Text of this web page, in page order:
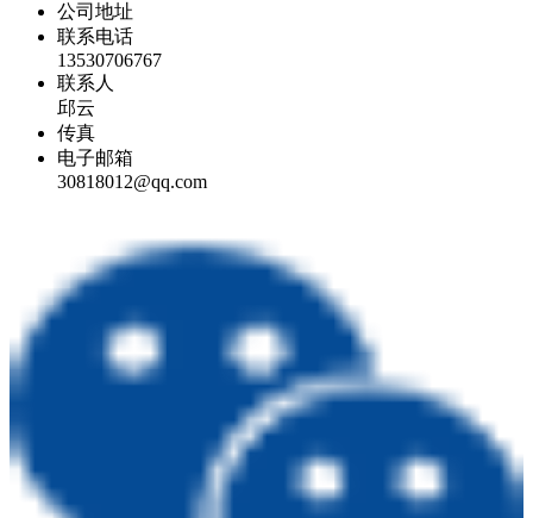
公司地址
联系电话
13530706767
联系人
邱云
传真
电子邮箱
30818012@qq.com